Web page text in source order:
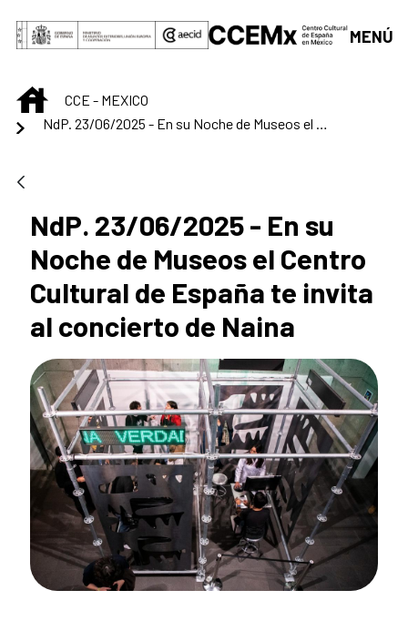
Saut au contenu principal
MENÚ
INICIOCCE - MEXICO
NdP. 23/06/2025 - En su Noche de Museos el Centro Cultural de España te invita al concierto de Naina
NdP. 23/06/2025 - En su
Noche de Museos el Centro
Cultural de España te invita
al concierto de Naina